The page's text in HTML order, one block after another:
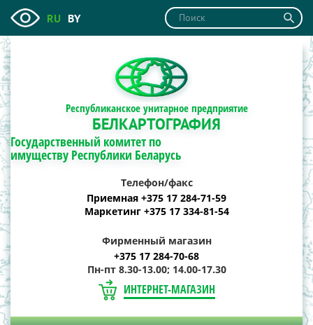
RU BY
Республиканское унитарное предприятие
БЕЛКАРТОГРАФИЯ
Государственный комитет по
имуществу Республики Беларусь
Телефон/факс
Приемная +375 17 284-71-59
Маркетинг +375 17 334-81-54
Фирменный магазин
+375 17 284-70-68
Пн-пт 8.30-13.00; 14.00-17.30
ИНТЕРНЕТ-МАГАЗИН